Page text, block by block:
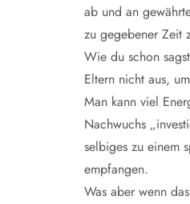
ab und an
zu gegebener Zeit
Wie du schon
Eltern nicht aus,
Man kann viel
Nachwuchs
selbiges zu einem
empfangen.
Was aber wenn